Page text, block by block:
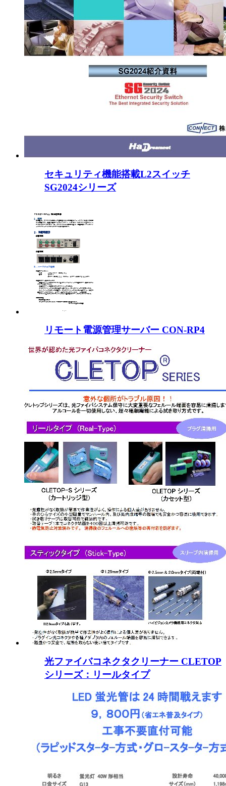
セキュリティ機能搭載L2スイッチ
SG2024シリーズ
リモート電源管理サーバー CON-RP4
光ファイバコネクタクリーナー CLETOP
シリーズ：リールタイプ